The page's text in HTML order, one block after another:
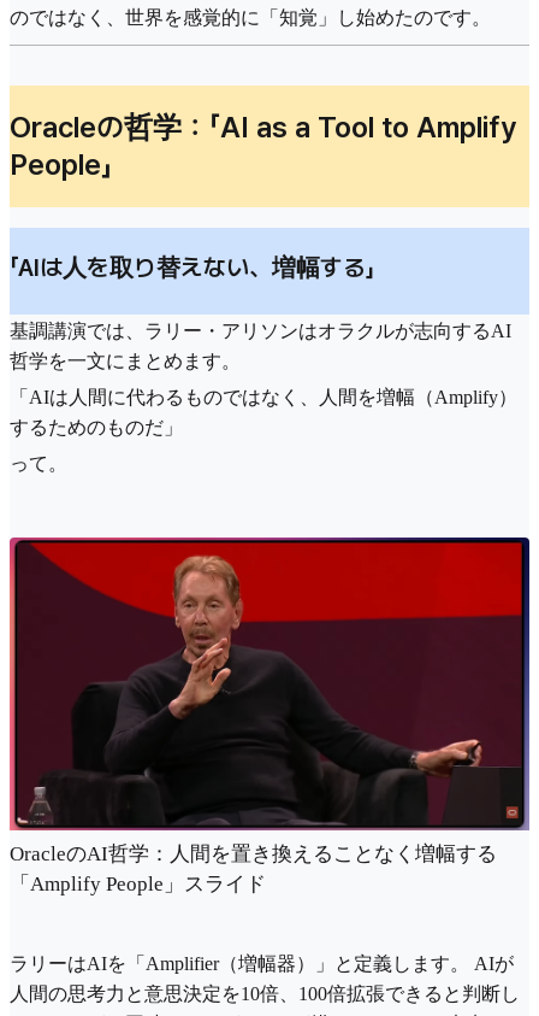
のではなく、世界を感覚的に「知覚」し始めたのです。
Oracleの哲学：「AI as a Tool to Amplify
People」
「AIは人を取り替えない、増幅する」
基調講演では、ラリー・アリソンはオラクルが志向するAI
哲学を一文にまとめます。
「AIは人間に代わるものではなく、人間を増幅（Amplify）
するためのものだ」
って。
OracleのAI哲学：人間を置き換えることなく増幅する
「Amplify People」スライド
ラリーはAIを「Amplifier（増幅器）」と定義します。 AIが
人間の思考力と意思決定を10倍、100倍拡張できると判断し